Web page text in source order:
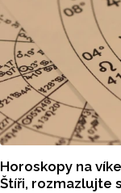
sdělila ČTK
Horoskopy na
Štíři, rozmazlujte